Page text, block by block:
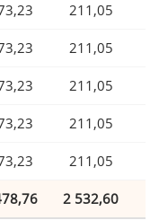
211,05
211,05
211,05
211,05
211,05
2 532,60